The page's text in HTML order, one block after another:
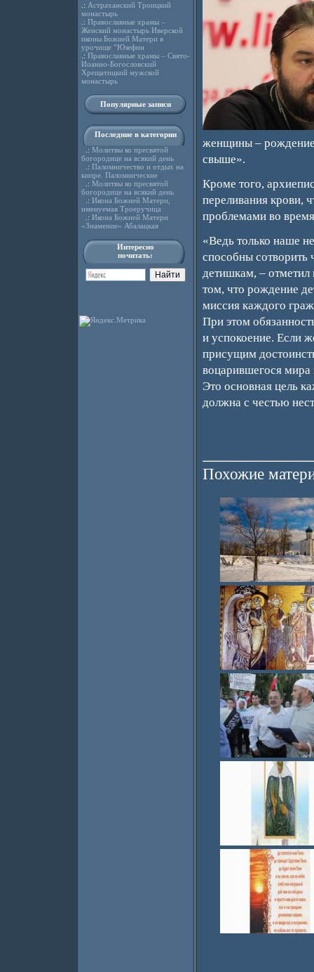
.: Астраханский Троицкий
монастырь
.: Православные храмы –
Женский монастырь Иверской
иконы Божией Матери в
урочище “Юзефин
.: Православные храмы – Свято-
Иоанно-Богословский
Хрещатицкий мужской
монастырь
Популярные записи
Последние в категории
.: Молитвы ко пресвятой
богородице на всякий день
.: Паломничество и отдых на
кипре. Паломнические
.: Молитвы ко пресвятой
богородице на всякий день
.: Икона Божией Матери,
именуемая Троеручица
.: Икона Божией Матери
«Знамение» Абалацкая
Интересно
почитать:
женщины – рождение
свыше».
Кроме того,
переливания крови,
проблемами во
«Ведь только наше
способны сотворить
детишкам, – отметил
том, что рождение
миссия каждого
При этом
и успокоение. Если
присущим
воцарившегося мира
Это основная цель
должна с честью
Похожие